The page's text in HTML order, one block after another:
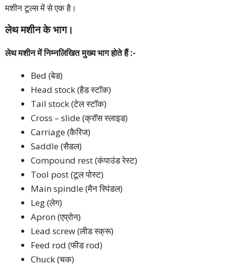
मशीन टूल्स में से एक है।
लेथ मशीन के भाग।
लेथ मशीन में निम्नलिखित मुख्य भाग होते हैं :-
Bed (बेड)
Head stock (हैड स्टॉक)
Tail stock (टेल स्टॉक)
Cross – slide (क्रॉस स्लाइड)
Carriage (कैरिज)
Saddle (सैडल)
Compound rest (कंपाउंड रेस्ट)
Tool post (टूल पोस्ट)
Main spindle (मैन स्पिंडल)
Leg (लेग)
Apron (एप्रोन)
Lead screw (लीड स्क्रू)
Feed rod (फीड rod)
Chuck (चक)